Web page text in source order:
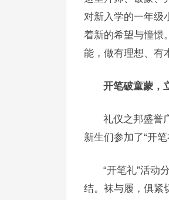
对新入学的一年级
着新的希望与憧憬
能，做有理想、有
开笔破童蒙，
礼仪之邦盛誉
新生们参加了“开笔
“开笔礼”活动
结。袜与履，俱紧